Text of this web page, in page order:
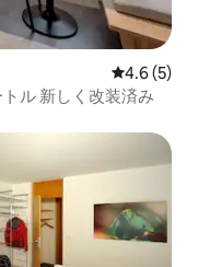
レビュー5
4.6 (5)
ル 新しく改装済み